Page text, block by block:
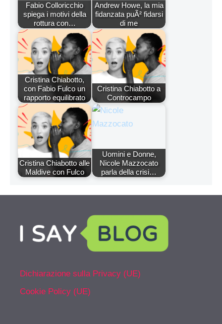
Fabio Colloricchio
spiega i motivi della
rottura con…
Andrew Howe, la mia
fidanzata puÃ² fidarsi
di me
Cristina Chiabotto,
con Fabio Fulco un
rapporto equilibrato
Cristina Chiabotto a
Controcampo
Cristina Chiabotto alle
Maldive con Fulco
Uomini e Donne,
Nicole Mazzocato
parla della crisi…
Dichiarazione sulla Privacy (UE)
Cookie Policy (UE)